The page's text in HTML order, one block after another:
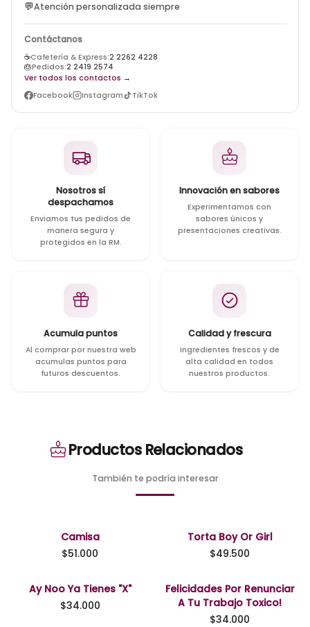
💬Atención personalizada siempre
Contáctanos
☕Cafetería & Express:2 2262 4228
🎂Pedidos:2 2419 2574
Ver todos los contactos →
Facebook
Instagram TikTok
Nosotros sí
despachamos
Enviamos tus pedidos de
manera segura y
protegidos en la RM.
Innovación en sabores
Experimentamos con
sabores únicos y
presentaciones creativas.
Acumula puntos
Al comprar por nuestra web
acumulas puntos para
futuros descuentos.
Calidad y frescura
Ingredientes frescos y de
alta calidad en todos
nuestros productos.
Productos Relacionados
También te podría interesar
Camisa
$51.000
Torta Boy Or Girl
$49.500
Ay Noo Ya Tienes "x"
$34.000
Felicidades Por Renunciar
A Tu Trabajo Toxico!
$34.000